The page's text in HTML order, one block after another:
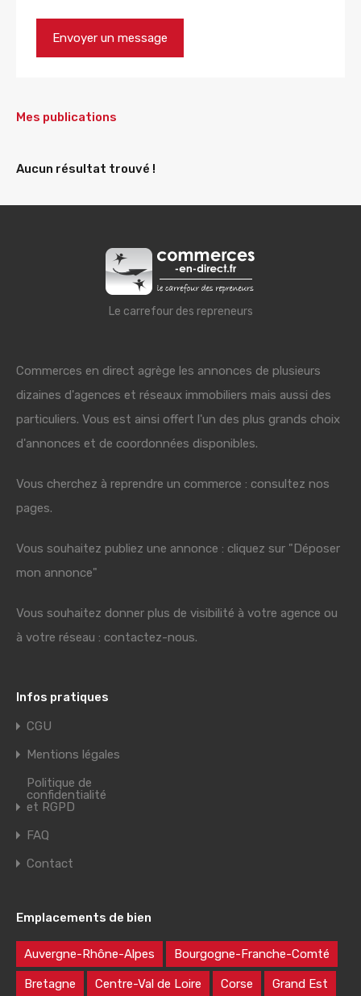
Mes publications
Aucun résultat trouvé !
Le carrefour des repreneurs
Commerces en direct agrège les annonces de plusieurs
dizaines d'agences et réseaux immobiliers mais aussi des
particuliers. Vous est ainsi offert l'un des plus grands choix
d'annonces et de coordonnées disponibles.
Vous cherchez à reprendre un commerce : consultez nos
pages.
Vous souhaitez publiez une annonce : cliquez sur "Déposer
mon annonce"
Vous souhaitez donner plus de visibilité à votre agence ou
à votre réseau : contactez-nous.
Infos pratiques
CGU
Mentions légales
Politique de
confidentialité
et RGPD
FAQ
Contact
Emplacements de bien
Auvergne-Rhône-Alpes Bourgogne-Franche-Comté
Bretagne Centre-Val de Loire Corse Grand Est